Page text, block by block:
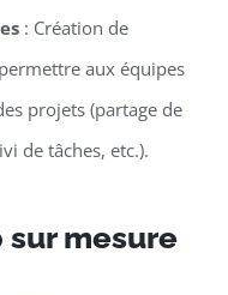
: Création de
aux équipes
projets (partage de
de tâches, etc.).
mesure